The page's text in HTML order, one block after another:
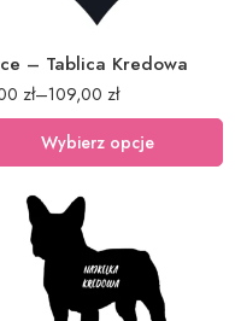
– Tablica Kredowa
zł–109,00 zł
Wybierz opcje
40x36cm
60x53cm